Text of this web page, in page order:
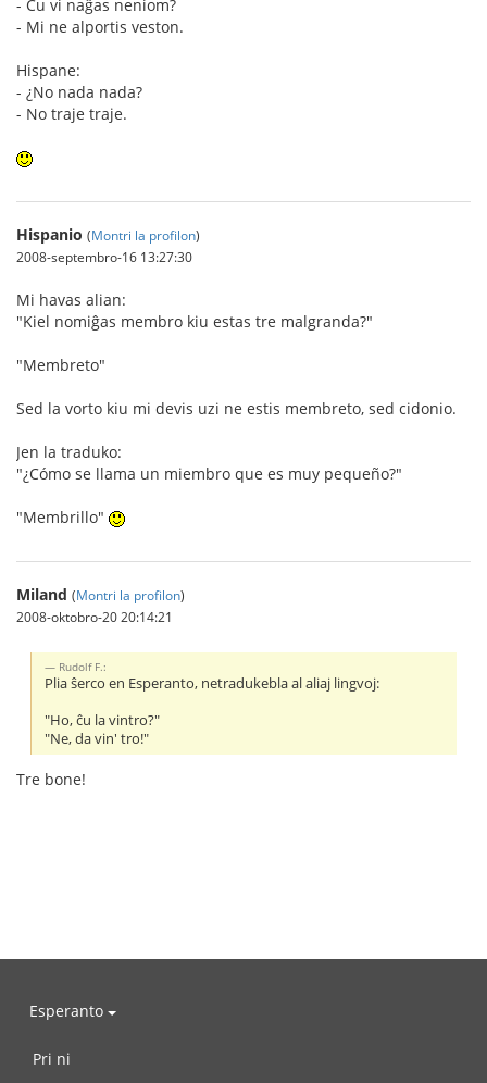
- Ĉu vi naĝas neniom?
- Mi ne alportis veston.
Hispane:
- ¿No nada nada?
- No traje traje.
Hispanio (Montri la profilon)
2008-septembro-16 13:27:30
Mi havas alian:
"Kiel nomiĝas membro kiu estas tre malgranda?"
"Membreto"
Sed la vorto kiu mi devis uzi ne estis membreto, sed cidonio.
Jen la traduko:
"¿Cómo se llama un miembro que es muy pequeño?"
"Membrillo"
Miland (Montri la profilon)
2008-oktobro-20 20:14:21
Rudolf F.:
Plia ŝerco en Esperanto, netradukebla al aliaj lingvoj:
"Ho, ĉu la vintro?"
"Ne, da vin' tro!"
Tre bone!
Esperanto
Pri ni